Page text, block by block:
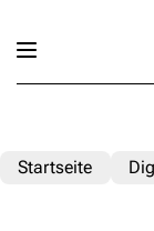
Startseite